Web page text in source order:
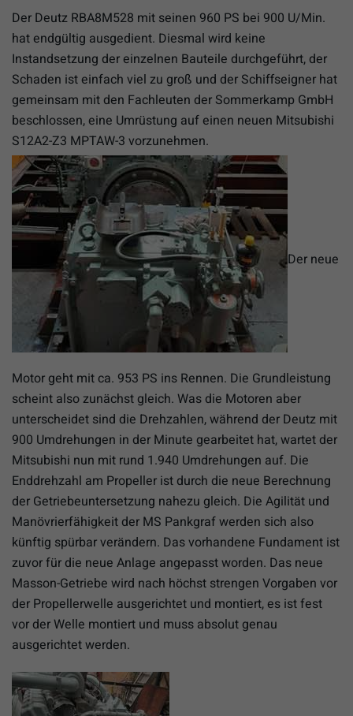
Der Deutz RBA8M528 mit seinen 960 PS bei 900 U/Min.
hat endgültig ausgedient. Diesmal wird keine
Instandsetzung der einzelnen Bauteile durchgeführt, der
Schaden ist einfach viel zu groß und der Schiffseigner hat
gemeinsam mit den Fachleuten der Sommerkamp GmbH
beschlossen, eine Umrüstung auf einen neuen Mitsubishi
S12A2-Z3 MPTAW-3 vorzunehmen.
Der neue
Motor geht mit ca. 953 PS ins Rennen. Die Grundleistung
scheint also zunächst gleich. Was die Motoren aber
unterscheidet sind die Drehzahlen, während der Deutz mit
900 Umdrehungen in der Minute gearbeitet hat, wartet der
Mitsubishi nun mit rund 1.940 Umdrehungen auf. Die
Enddrehzahl am Propeller ist durch die neue Berechnung
der Getriebeuntersetzung nahezu gleich. Die Agilität und
Manövrierfähigkeit der MS Pankgraf werden sich also
künftig spürbar verändern. Das vorhandene Fundament ist
zuvor für die neue Anlage angepasst worden. Das neue
Masson-Getriebe wird nach höchst strengen Vorgaben vor
der Propellerwelle ausgerichtet und montiert, es ist fest
vor der Welle montiert und muss absolut genau
ausgerichtet werden.